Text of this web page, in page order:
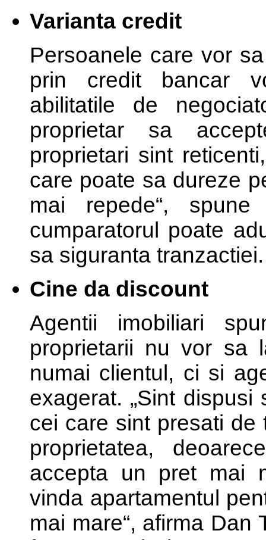
Varianta credit
Persoanele care vor
prin credit bancar
abilitatile de
proprietar sa
proprietari sint
care poate sa dureze
mai repede“,
cumparatorul poate
sa siguranta tranzactiei.
Cine da discount
Agentii imobiliari
proprietarii nu vor sa
numai clientul, ci si
exagerat. „Sint
cei care sint presati
proprietatea,
accepta un pret mai
vinda apartamentul
mai mare“, afirma Dan